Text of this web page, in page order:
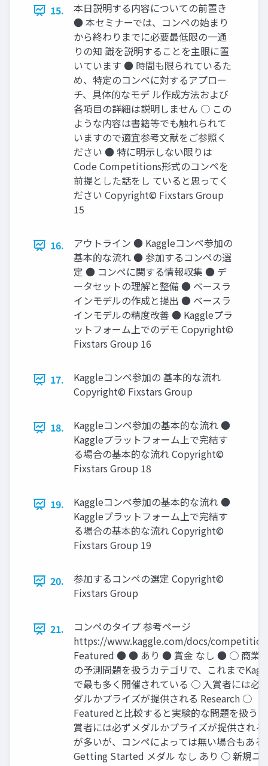
15.
本日説明する内容についての前置き
● 本セミナーでは、コンペの始まり
から終わりまでに必要最低限の一通
りの知 識を説明することを主眼に置
いています ● 時間も限られているた
め、特定のコンペに対するアプロー
チ、具体的なモデ ル作成方法および
各項目の詳細は説明しません ○ この
ような内容は書籍等でも触れられて
いますので適宜参考文献をご参照く
ださい ● 特に明示しない限りは
Code Competitions形式のコンペを
前提とした話をし ていると思ってく
ださい Copyright© Fixstars Group
15
16.
アウトライン ● Kaggleコンペ参加の
基本的な流れ ● 参加するコンペの選
定 ● コンペに関する情報収集 ● デ
ータセットの理解と整備 ● ベースラ
インモデルの作成と提出 ● ベースラ
インモデルの精度改善 ● Kaggleプラ
ットフォーム上でのデモ Copyright©
Fixstars Group 16
17.
Kaggleコンペ参加の 基本的な流れ
Copyright© Fixstars Group
18.
Kaggleコンペ参加の基本的な流れ ●
Kaggleプラットフォーム上で完結す
る場合の基本的な流れ Copyright©
Fixstars Group 18
19.
Kaggleコンペ参加の基本的な流れ ●
Kaggleプラットフォーム上で完結す
る場合の基本的な流れ Copyright©
Fixstars Group 19
20.
参加するコンペの選定 Copyright©
Fixstars Group
21.
コンペのタイプ 参考ページ
https://www.kaggle.com/docs/
Featured ● ● あり ● 賞金 なし ● ○ 商業
の予測問題を扱うカテゴリで、これまで
で最も多く開催されている ○ 入賞者には必
ダルかプライズが提供される Research ○
Featuredと比較すると実験的な問題を扱う
賞者には必ずメダルかプライズが提供される
が多いが、コンペによっては無い場合もある
Getting Started メダル なし あり ○ 新規ユ